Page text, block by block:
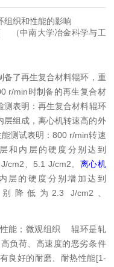
组织和性能的影响
（中南大学冶金科学与工
备了再生复合材料辊环，重
r/min时制备的再生复合材
测表明：再生复合材料辊环
层组成，离心机转速高的外
测试表明：800 r/min转速
和内层的硬度分别达到
cm2、5.1 J/cm2。 离心机
层的硬度分别增加达到
降低为2.3 J/cm2、
能；微观组织
辊环是轧
负荷、高速度的恶劣条件
良好的耐磨、耐热性能[1-